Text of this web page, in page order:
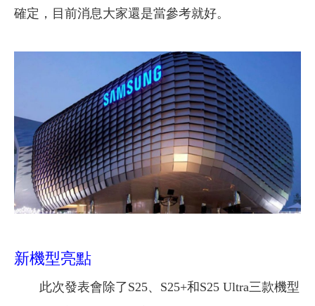
確定，目前消息大家還是當參考就好。
新機型亮點
此次發表會除了S25、S25+和S25 Ultra三款機型